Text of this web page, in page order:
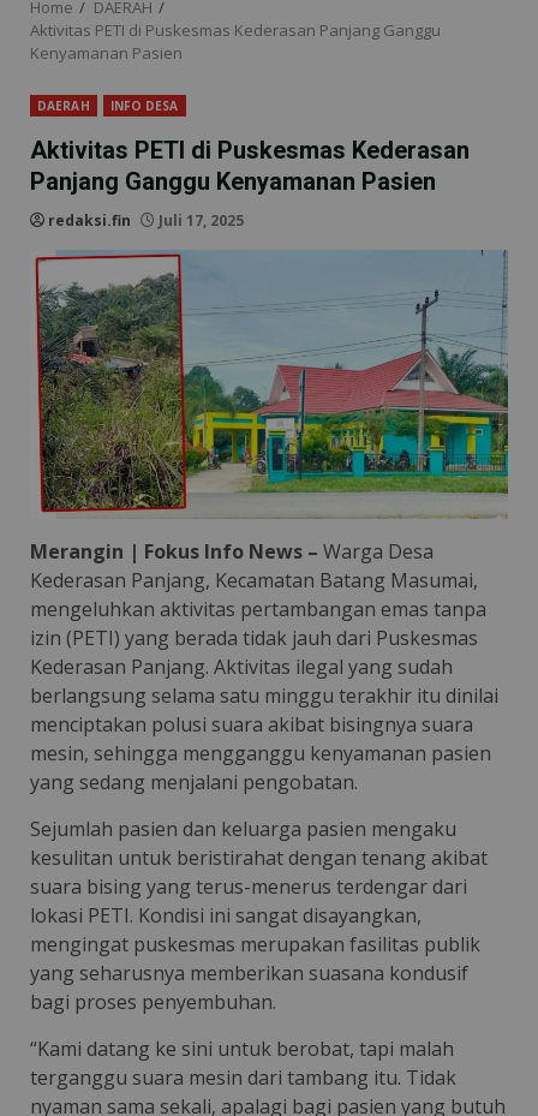
Home
DAERAH
Aktivitas PETI di Puskesmas Kederasan Panjang Ganggu
Kenyamanan Pasien
DAERAH INFO DESA
Aktivitas PETI di Puskesmas Kederasan
Panjang Ganggu Kenyamanan Pasien
redaksi.fin Juli 17, 2025
Merangin | Fokus Info News – Warga Desa
Kederasan Panjang, Kecamatan Batang Masumai,
mengeluhkan aktivitas pertambangan emas tanpa
izin (PETI) yang berada tidak jauh dari Puskesmas
Kederasan Panjang. Aktivitas ilegal yang sudah
berlangsung selama satu minggu terakhir itu dinilai
menciptakan polusi suara akibat bisingnya suara
mesin, sehingga mengganggu kenyamanan pasien
yang sedang menjalani pengobatan.
Sejumlah pasien dan keluarga pasien mengaku
kesulitan untuk beristirahat dengan tenang akibat
suara bising yang terus-menerus terdengar dari
lokasi PETI. Kondisi ini sangat disayangkan,
mengingat puskesmas merupakan fasilitas publik
yang seharusnya memberikan suasana kondusif
bagi proses penyembuhan.
“Kami datang ke sini untuk berobat, tapi malah
terganggu suara mesin dari tambang itu. Tidak
nyaman sama sekali, apalagi bagi pasien yang butuh